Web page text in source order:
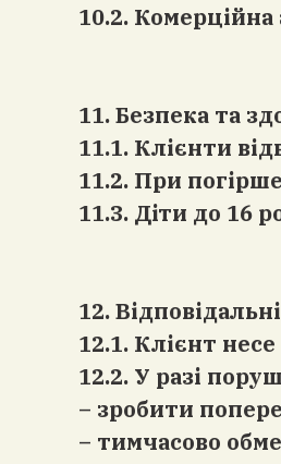
10.2.
11. Безпека та
11.1. Клієнти
11.2. При
11.3. Діти до 16
12.
12.1. Клієнт
12.2. У разі
– зробити
– тимчасово